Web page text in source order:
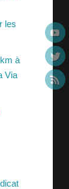
les
à
Via